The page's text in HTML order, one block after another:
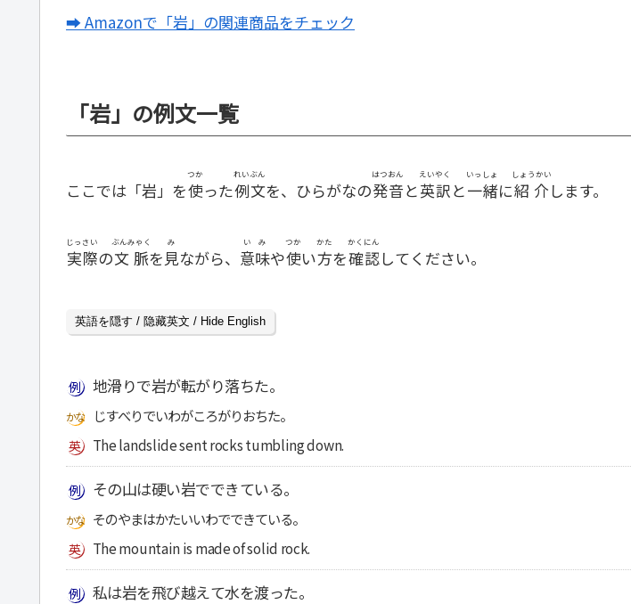
➡ Amazonで「岩」の関連商品をチェック
「岩」の例文一覧
ここでは「岩」を使
つか
った例文
れいぶん
を、ひらがなの発音
はつおん
と英訳
えいやく
と一緒
いっしょ
に紹介
しょうかい
します。
実際
じっさい
の文脈
ぶんみゃく
を 見
み
ながら、 意味
いみ
や使
つか
い方
かた
を確認
かくにん
してください。
英語を隠す / 隐藏英文 / Hide English
地滑りで岩が転がり落ちた。
じすべりでいわがころがりおちた。
The landslide sent rocks tumbling down.
その山は硬い岩でできている。
そのやまはかたいいわでできている。
The mountain is made of solid rock.
私は岩を飛び越えて水を渡った。